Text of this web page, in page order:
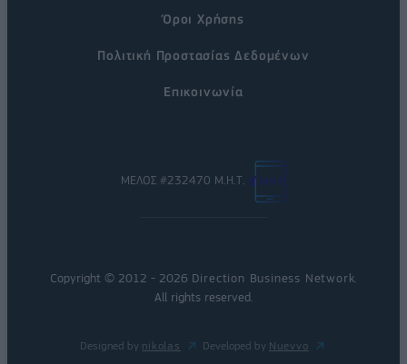
Όροι Χρήσης
Πολιτική Προστασίας Δεδομένων
Επικοινωνία
ΜΕΛΟΣ #232470 Μ.Η.Τ.
Copyright © 2012 - 2026 Direction Business Network.
All rights reserved.
Designed by nikolas Developed by Nuevvo